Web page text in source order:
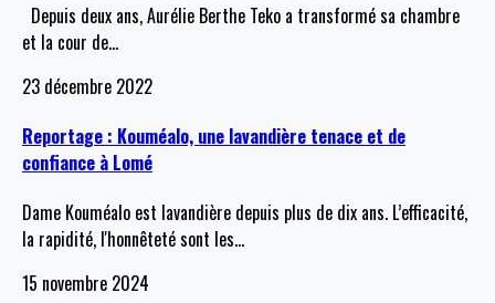
Depuis deux ans, Aurélie Berthe Teko a transformé sa chambre
et la cour de…
23 décembre 2022
Reportage : Kouméalo, une lavandière tenace et de
confiance à Lomé
Dame Kouméalo est lavandière depuis plus de dix ans. L’efficacité,
la rapidité, l'honnêteté sont les…
15 novembre 2024